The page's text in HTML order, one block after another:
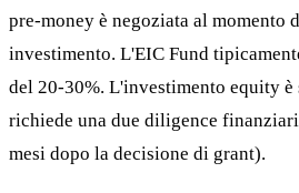
pre-money è negoziata al momento
investimento. L'EIC Fund
del 20-30%. L'investimento equity è
richiede una due diligence
mesi dopo la decisione di grant).